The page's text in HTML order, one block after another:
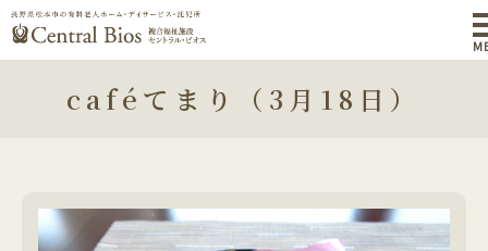
caféてまり（3月18日）